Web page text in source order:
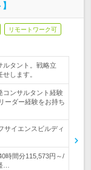
リモートワーク可
ルタント。戦略立
します。
コンサルタント経験
ーダー経験をお持ち
サイエンスビルディ
時間分115,573円～/
…